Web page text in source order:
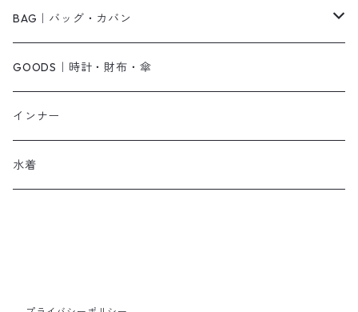
その他
キャミワンピース
オールインワン・サロペット
ジャンパースカート
その他
ネックレス
ベルト
ブレスレット
帽子
パンプス
サンダル
ショートブーツ・ブーティ
ロングブーツ
BAG｜バッグ・カバン
ショルダーバッグ
ハンドバッグ
リュック
GOODS｜時計・財布・傘
インナー
水着